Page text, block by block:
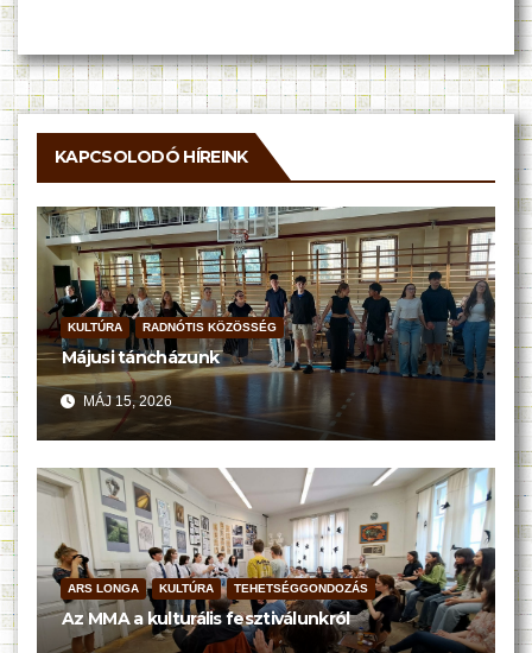
KAPCSOLODÓ HÍREINK
KULTÚRA RADNÓTIS KÖZÖSSÉG
Májusi táncházunk
MÁJ 15, 2026
ARS LONGA KULTÚRA TEHETSÉGGONDOZÁS
Az MMA a kulturális fesztiválunkról